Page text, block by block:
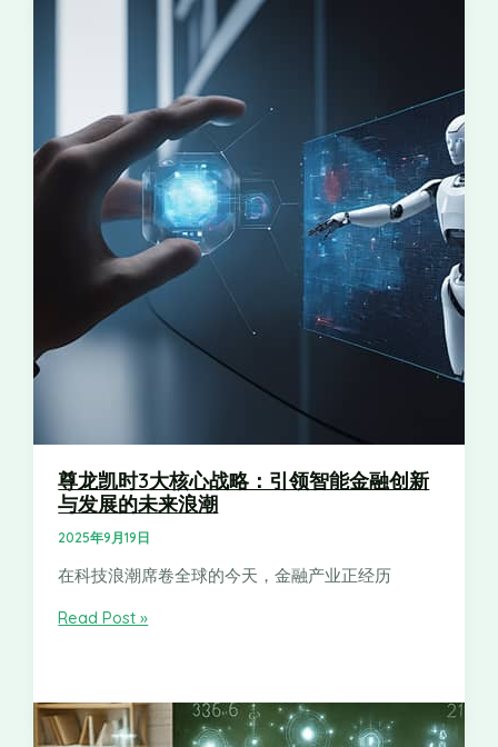
尊龙凯时3大核心战略：引领智能金融创新
与发展的未来浪潮
2025年9月19日
在科技浪潮席卷全球的今天，金融产业正经历
Read Post »